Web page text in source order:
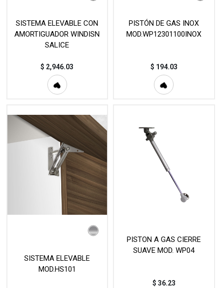
SISTEMA ELEVABLE CON
AMORTIGUADOR WINDISN
SALICE
$ 2,946.03
PISTÓN DE GAS INOX
MOD.WP12301100INOX
$ 194.03
SISTEMA ELEVABLE
MOD.HS101
PISTON A GAS CIERRE
SUAVE MOD. WP04
$ 36.23